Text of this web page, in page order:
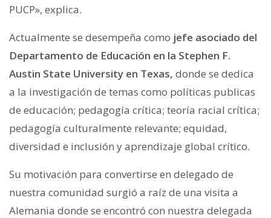
PUCP», explica.
Actualmente se desempeña como jefe asociado del
Departamento de Educación en la Stephen F.
Austin State University en Texas, donde se dedica
a la investigación de temas como políticas publicas
de educación; pedagogía crítica; teoría racial crítica;
pedagogía culturalmente relevante; equidad,
diversidad e inclusión y aprendizaje global crítico.
Su motivación para convertirse en delegado de
nuestra comunidad surgió a raíz de una visita a
Alemania donde se encontró con nuestra delegada